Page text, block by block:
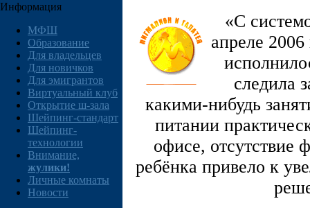
Информация
МФШ
Образование
Для владельцев
Для новичков
Для эмигрантов
Виртуальный клуб
Открытие ш-зала
Шейпинг-стандарт
Шейпинг-
технологии
Внимание,
жулики!
Личные комнаты
Новости
«С
апреле
следила
какими-нибудь
питании
офисе, отсутствие
ребёнка привело к